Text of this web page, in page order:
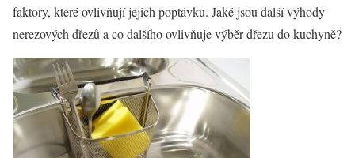
faktory, které ovlivňují jejich poptávku. Jaké jsou další výhody
nerezových dřezů a co dalšího ovlivňuje výběr dřezu do kuchyně?